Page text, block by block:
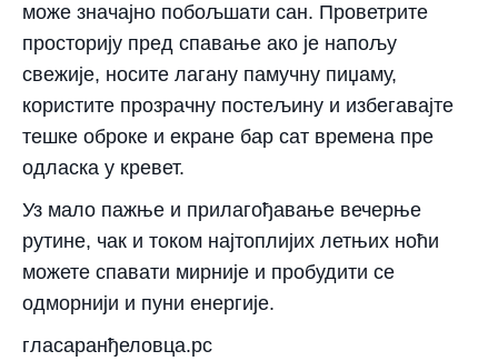
може значајно побољшати сан. Проветрите
просторију пред спавање ако је напољу
свежије, носите лагану памучну пиџаму,
користите прозрачну постељину и избегавајте
тешке оброке и екране бар сат времена пре
одласка у кревет.
Уз мало пажње и прилагођавање вечерње
рутине, чак и током најтоплијих летњих ноћи
можете спавати мирније и пробудити се
одморнији и пуни енергије.
гласаранђеловца.рс